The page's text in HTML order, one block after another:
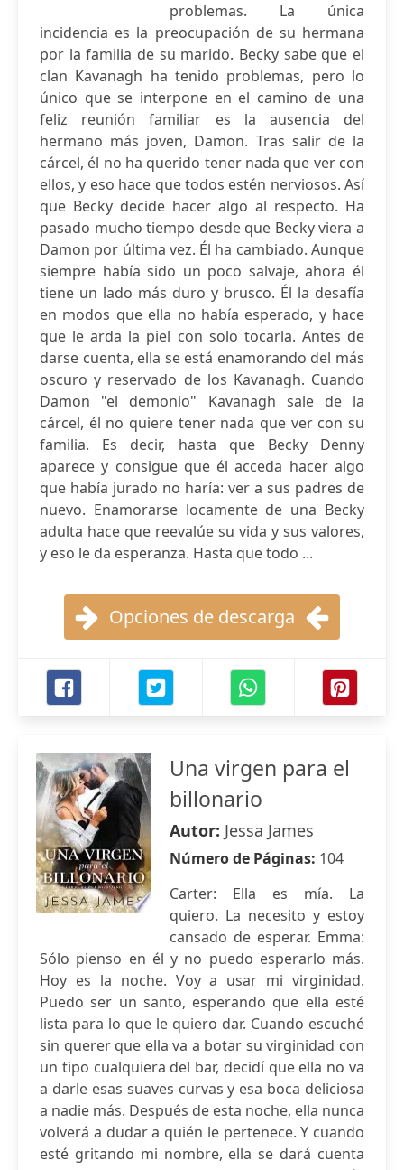
problemas. La única
incidencia es la preocupación de su hermana
por la familia de su marido. Becky sabe que el
clan Kavanagh ha tenido problemas, pero lo
único que se interpone en el camino de una
feliz reunión familiar es la ausencia del
hermano más joven, Damon. Tras salir de la
cárcel, él no ha querido tener nada que ver con
ellos, y eso hace que todos estén nerviosos. Así
que Becky decide hacer algo al respecto. Ha
pasado mucho tiempo desde que Becky viera a
Damon por última vez. Él ha cambiado. Aunque
siempre había sido un poco salvaje, ahora él
tiene un lado más duro y brusco. Él la desafía
en modos que ella no había esperado, y hace
que le arda la piel con solo tocarla. Antes de
darse cuenta, ella se está enamorando del más
oscuro y reservado de los Kavanagh. Cuando
Damon "el demonio" Kavanagh sale de la
cárcel, él no quiere tener nada que ver con su
familia. Es decir, hasta que Becky Denny
aparece y consigue que él acceda hacer algo
que había jurado no haría: ver a sus padres de
nuevo. Enamorarse locamente de una Becky
adulta hace que reevalúe su vida y sus valores,
y eso le da esperanza. Hasta que todo ...
Opciones de descarga
Una virgen para el
billonario
Autor: Jessa James
Número de Páginas: 104
Carter: Ella es mía. La
quiero. La necesito y estoy
cansado de esperar. Emma:
Sólo pienso en él y no puedo esperarlo más.
Hoy es la noche. Voy a usar mi virginidad.
Puedo ser un santo, esperando que ella esté
lista para lo que le quiero dar. Cuando escuché
sin querer que ella va a botar su virginidad con
un tipo cualquiera del bar, decidí que ella no va
a darle esas suaves curvas y esa boca deliciosa
a nadie más. Después de esta noche, ella nunca
volverá a dudar a quién le pertenece. Y cuando
esté gritando mi nombre, ella se dará cuenta